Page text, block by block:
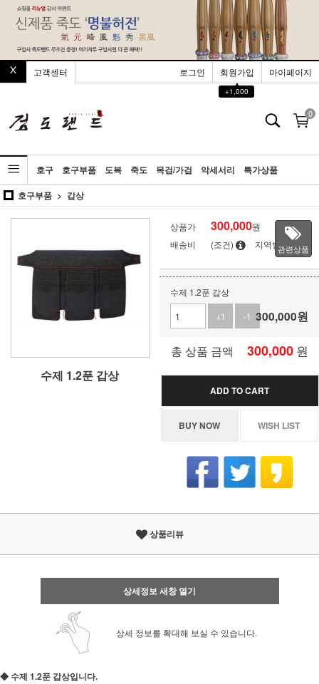
고객센터 로그인
회원가입
▲
+1,000
마이페이지
0
호구 호구부품 도복 죽도 목검/가검 악세서리
특가상품
호구부품
갑상
수제 1.2푼 갑상
상품가 300,000원
배송비
(조건) 지역별관련상품
수제 1.2푼 갑상
+1
-1 300,000원
총 상품 금액 300,000 원
ADD TO CART
BUY NOW WISH LIST
상품리뷰
상세정보 새창 열기
상세 정보를 확대해 보실 수 있습니다.
◆ 수제 1.2푼 갑상입니다.